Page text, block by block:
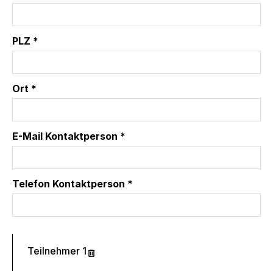
PLZ *
Ort *
E-Mail Kontaktperson *
Telefon Kontaktperson *
Teilnehmer 1